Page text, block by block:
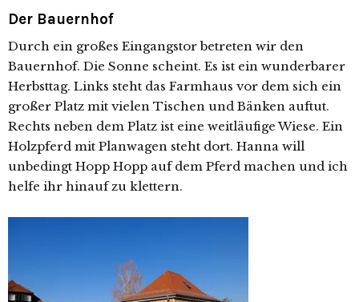
Der Bauernhof
Durch ein großes Eingangstor betreten wir den
Bauernhof. Die Sonne scheint. Es ist ein wunderbarer
Herbsttag. Links steht das Farmhaus vor dem sich ein
großer Platz mit vielen Tischen und Bänken auftut.
Rechts neben dem Platz ist eine weitläufige Wiese. Ein
Holzpferd mit Planwagen steht dort. Hanna will
unbedingt Hopp Hopp auf dem Pferd machen und ich
helfe ihr hinauf zu klettern.